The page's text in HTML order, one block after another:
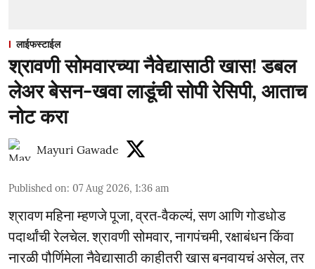
लाईफस्टाईल
श्रावणी सोमवारच्या नैवेद्यासाठी खास! डबल
लेअर बेसन-खवा लाडूंची सोपी रेसिपी, आताच
नोट करा
Mayuri Gawade
Published on: 07 Aug 2026, 1:36 am
श्रावण महिना म्हणजे पूजा, व्रत-वैकल्यं, सण आणि गोडधोड
पदार्थांची रेलचेल. श्रावणी सोमवार, नागपंचमी, रक्षाबंधन किंवा
नारळी पौर्णिमेला नैवेद्यासाठी काहीतरी खास बनवायचं असेल, तर